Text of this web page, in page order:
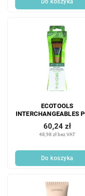
Do koszyka
ECOTOOLS
INTERCHANGEABLES
pędzel do makijażu;
48,98 zł bez VAT
60,24 zł
Do koszyka